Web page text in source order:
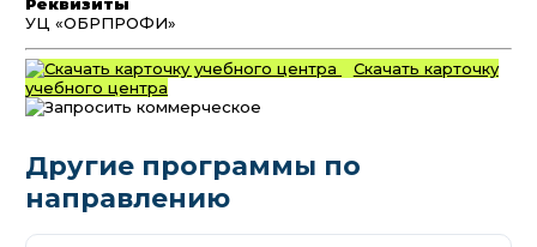
Реквизиты
УЦ «ОБРПРОФИ»
Скачать карточку
учебного центра
Другие программы по
направлению